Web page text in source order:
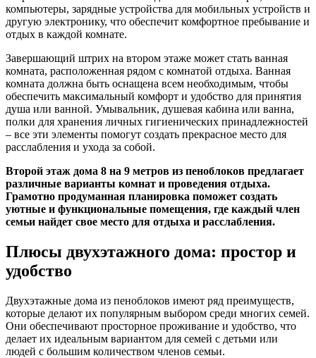
компьютеры, зарядные устройства для мобильных устройств и
другую электронику, что обеспечит комфортное пребывание и
отдых в каждой комнате.
Завершающий штрих на втором этаже может стать ванная
комната, расположенная рядом с комнатой отдыха. Ванная
комната должна быть оснащена всем необходимым, чтобы
обеспечить максимальный комфорт и удобство для принятия
душа или ванной. Умывальник, душевая кабина или ванна,
полки для хранения личных гигиенических принадлежностей
– все эти элементы помогут создать прекрасное место для
расслабления и ухода за собой.
Второй этаж дома 8 на 9 метров из пеноблоков предлагает
различные варианты комнат и проведения отдыха.
Грамотно продуманная планировка поможет создать
уютные и функциональные помещения, где каждый член
семьи найдет свое место для отдыха и расслабления.
Плюсы двухэтажного дома: простор и
удобство
Двухэтажные дома из пеноблоков имеют ряд преимуществ,
которые делают их популярным выбором среди многих семей.
Они обеспечивают просторное проживание и удобство, что
делает их идеальным вариантом для семей с детьми или
людей с большим количеством членов семьи.